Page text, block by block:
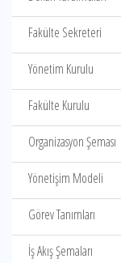
Fakülte Sekreteri
Yönetim Kurulu
Fakülte Kurulu
Organizasyon Şeması
Yönetişim Modeli
Görev Tanımları
İş Akış Şemaları